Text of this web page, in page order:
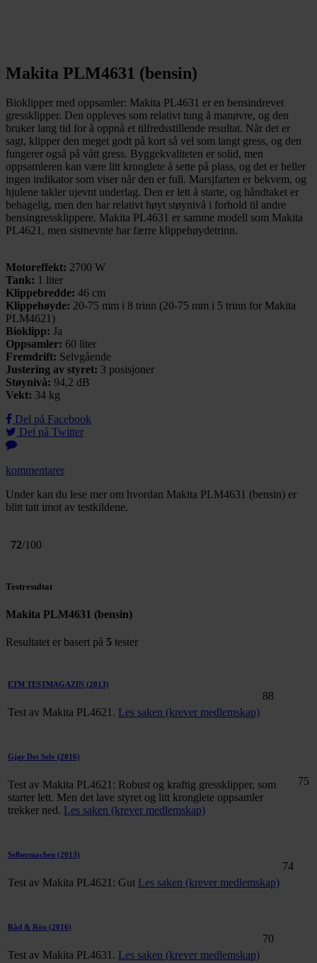
Makita PLM4631 (bensin)
Bioklipper med oppsamler: Makita PL4631 er en bensindrevet
gressklipper. Den oppleves som relativt tung å manøvre, og den
bruker lang tid for å oppnå et tilfredsstillende resultat. Når det er
sagt, klipper den meget godt på kort så vel som langt gress, og den
fungerer også på vått gress. Byggekvaliteten er solid, men
oppsamleren kan være litt kronglete å sette på plass, og det er heller
ingen indikator som viser når den er full. Marsjfarten er bekvem, og
hjulene takler ujevnt underlag. Den er lett å starte, og håndtaket er
behagelig, men den har relativt høyt støynivå i forhold til andre
bensingressklippere. Makita PL4631 er samme modell som Makita
PL4621, men sistnevnte har færre klippehøydetrinn.
Motoreffekt: 2700 W
Tank: 1 liter
Klippebredde: 46 cm
Klippehøyde: 20-75 mm i 8 trinn (20-75 mm i 5 trinn for Makita
PLM4621)
Bioklipp: Ja
Oppsamler: 60 liter
Fremdrift: Selvgående
Justering av styret: 3 posisjoner
Støynivå: 94,2 dB
Vekt: 34 kg
Del på Facebook
Del på Twitter
kommentarer
Under kan du lese mer om hvordan Makita PLM4631 (bensin) er
blitt tatt imot av testkildene.
72/100
Testresultat
Makita PLM4631 (bensin)
Resultatet er basert på 5 tester
ETM TESTMAGAZIN (2013)
Test av Makita PL4621. Les saken (krever medlemskap)
88
Gjør Det Selv (2016)
Test av Makita PL4621: Robust og kraftig gressklipper, som
starter lett. Men det lave styret og litt kronglete oppsamler
trekker ned. Les saken (krever medlemskap)
75
Selbermachen (2013)
Test av Makita PL4621: Gut Les saken (krever medlemskap)
74
Råd & Rön (2016)
Test av Makita PL4631. Les saken (krever medlemskap)
70